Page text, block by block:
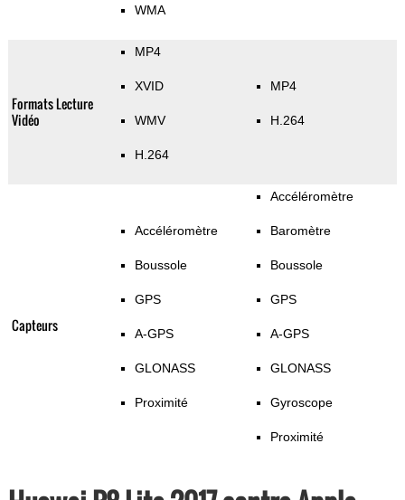
WMA
Formats Lecture
Vidéo
MP4
XVID
WMV
H.264
MP4
H.264
Capteurs
Accéléromètre
Boussole
GPS
A-GPS
GLONASS
Proximité
Accéléromètre
Baromètre
Boussole
GPS
A-GPS
GLONASS
Gyroscope
Proximité